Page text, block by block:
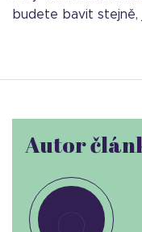
budete bavit stejně,
Autor